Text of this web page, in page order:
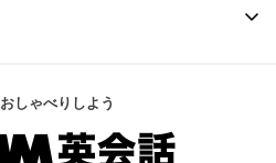
しゃべりしよう